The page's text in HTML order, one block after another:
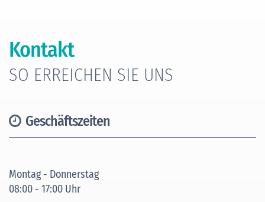
Kontakt
SO ERREICHEN SIE UNS
Geschäftszeiten
Montag - Donnerstag
08:00 - 17:00 Uhr